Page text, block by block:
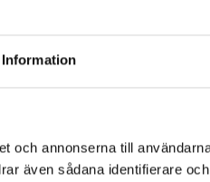
Information
och annonserna till
även sådana identifierare
Bröstharnesk i 1
Genom att
Storlek M - Bredd:
Storlek L - Bredd: